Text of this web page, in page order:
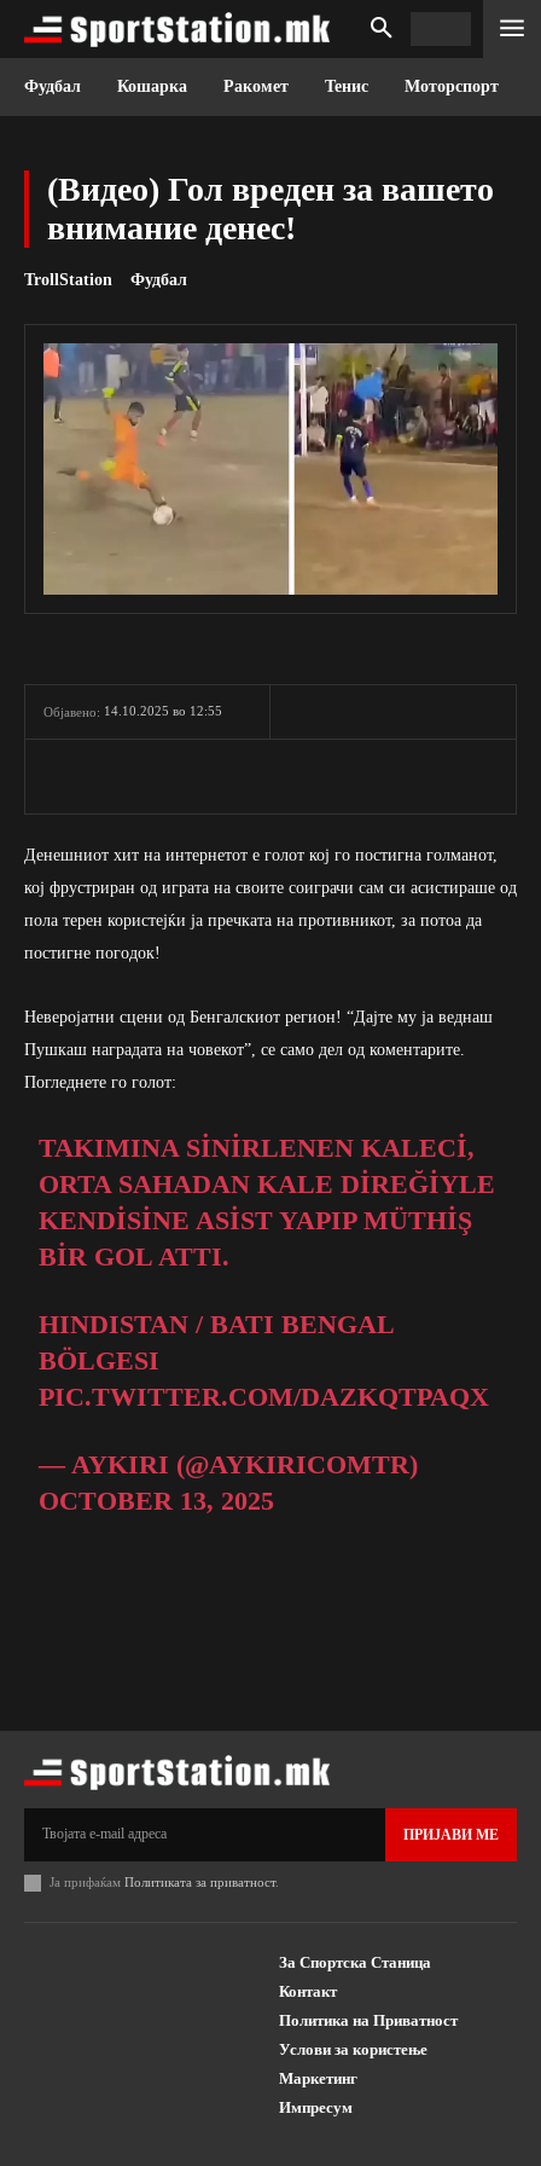
Фудбал Кошарка Ракомет Тенис Моторспорт
(Видео) Гол вреден за вашето
внимание денес!
TrollStation Фудбал
Објавено: 14.10.2025 во 12:55
Денешниот хит на интернетот е голот кој го постигна голманот,
кој фрустриран од играта на своите соиграчи сам си асистираше од
пола терен користејќи ја пречката на противникот, за потоа да
постигне погодок!
Неверојатни сцени од Бенгалскиот регион! “Дајте му ја веднаш
Пушкаш наградата на човекот”, се само дел од коментарите.
Погледнете го голот:
TAKIMINA SINIRLENEN KALECI,
ORTA SAHADAN KALE DIREĞIYLE
KENDISINE ASIST YAPIP MÜTHIŞ
BIR GOL ATTI.
HINDISTAN / BATI BENGAL
BÖLGESI
PIC.TWITTER.COM/DAZKQTPAQX
— AYKIRI (@AYKIRICOMTR)
OCTOBER 13, 2025
ПРИЈАВИ МЕ
Ја прифаќам Политиката за приватност.
За Спортска Станица
Контакт
Политика на Приватност
Услови за користење
Маркетинг
Импресум